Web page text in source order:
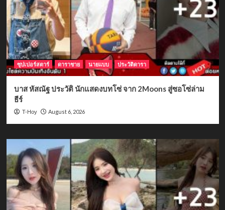
ซุปเปอร์สตาร์ ดาราชาย นายแบบ ประวัติดารา
บาส หัสณัฐ ประวัติ นักแสดงบทโซ่ จาก 2Moons สู่ซอโซ่ล่าม
ธีร์
T-Hoy August 6, 2026